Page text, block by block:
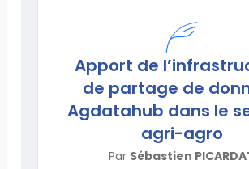
Apport de
de partage de
Agdatahub dans le
agri-agro
Par Sébastien